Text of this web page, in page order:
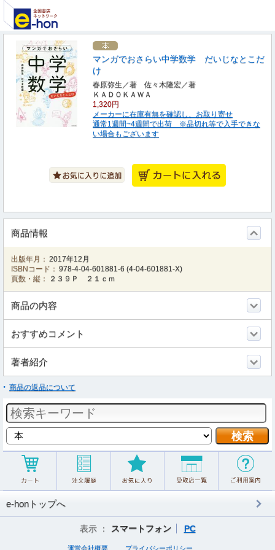
マンガでおさらい中学数学 だいじなとこだ
け
春原弥生／著 佐々木隆宏／著
ＫＡＤＯＫＡＷＡ
1,320円
メーカーに在庫有無を確認し、お取り寄せ
通常1週間~4週間で出荷 ※品切れ等で入手できな
い場合もございます
商品情報
出版年月： 2017年12月
ISBNコード： 978-4-04-601881-6 (4-04-601881-X)
頁数・縦：
２３９Ｐ ２１ｃｍ
商品の内容
おすすめコメント
著者紹介
商品の返品について
e-honトップへ
表示 ： スマートフォン PC
運営会社概要 プライバシーポリシー